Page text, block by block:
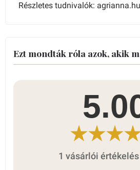
Részletes tudnivalók:
Ezt mondták róla azok, akik
1 vásárlói